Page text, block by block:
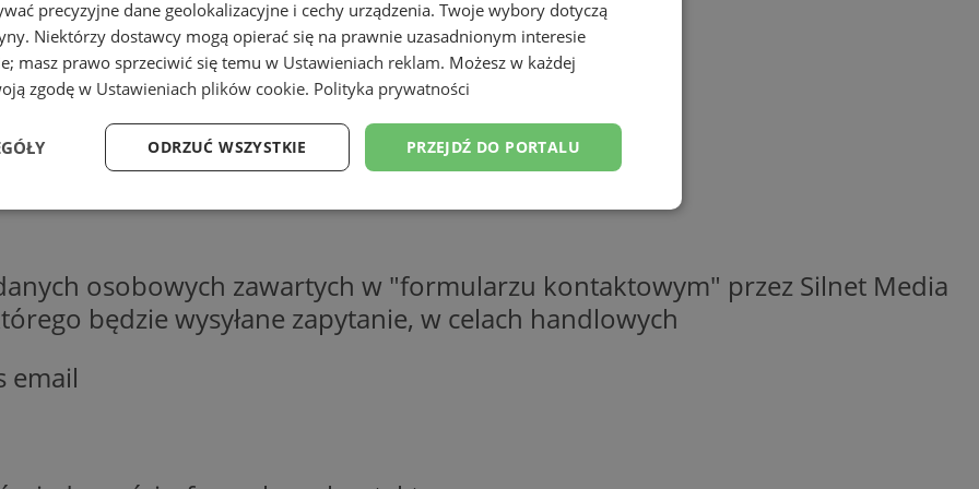
osobowych zawartych w "formularzu kontaktowym" przez Silnet Media
będzie wysyłane zapytanie, w celach handlowych
email
precyzyjne dane geolokalizacyjne i cechy urządzenia. Twoje wybory dotyczą
Niektórzy dostawcy mogą opierać się na prawnie uzasadnionym interesie
masz prawo sprzeciwić się temu w Ustawieniach reklam. Możesz w każdej
zgodę w Ustawieniach plików cookie. Polityka prywatności
PRZEJDŹ DO PORTALU
ODRZUĆ WSZYSTKIE
Wydajność Targetowanie Funkcjonalność Niesklasyfikowane